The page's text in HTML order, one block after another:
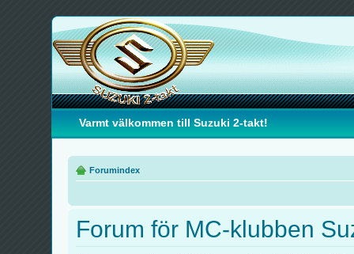
Varmt välkommen till Suzuki 2-takt!
Forumindex
Forum för MC-klubben